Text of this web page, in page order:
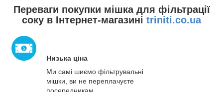
Переваги покупки мішка для фільтрації
соку в Інтернет-магазині triniti.co.ua
Низька ціна
Ми самі шиємо фільтрувальні
мішки, ви не переплачуєте
посередникам